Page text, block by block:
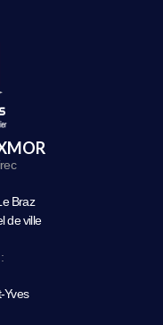
Braz
de ville
Yves